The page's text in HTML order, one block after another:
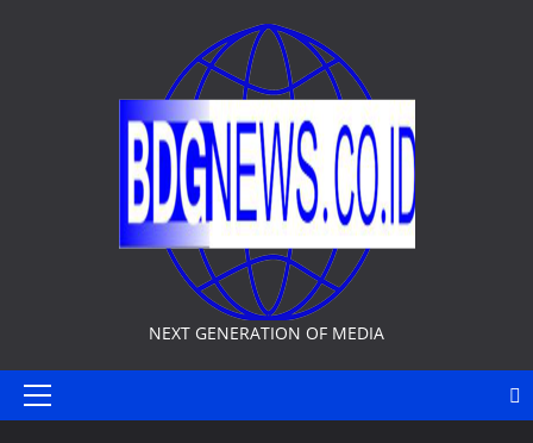
NEXT GENERATION OF MEDIA
Primary